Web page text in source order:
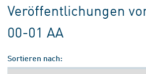
Veröffentlichungen
00-01 AA
Sortieren nach: